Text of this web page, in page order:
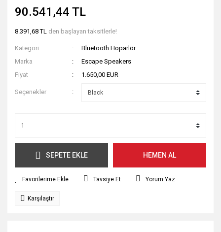
90.541,44 TL
8.391,68 TL den başlayan taksitlerle!
Kategori
Bluetooth Hoparlör
Marka
Escape Speakers
Fiyat
1.650,00 EUR
Seçenekler
SEPETE EKLE HEMEN AL
Tavsiye Et Yorum Yaz
Karşılaştır